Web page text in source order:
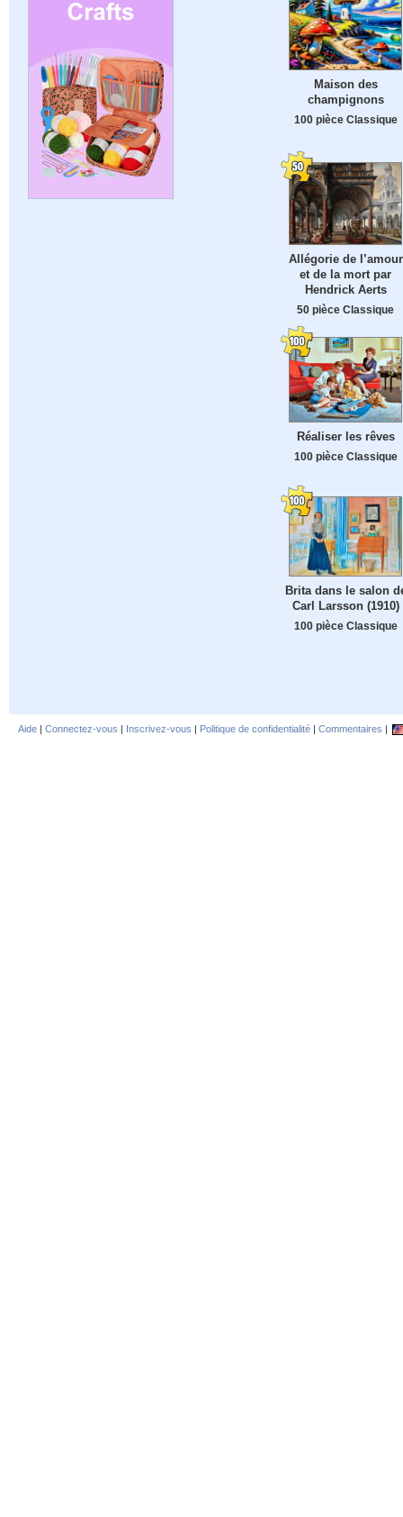
Maison des
champignons
100 pièce Classique
Allégorie de l’amour
et de la mort par
Hendrick Aerts
50 pièce Classique
Réaliser les rêves
100 pièce Classique
Brita dans le salon
Carl Larsson (1910)
100 pièce Classique
Aide | Connectez-vous | Inscrivez-vous | Politique de confidentialité | Commentaires |